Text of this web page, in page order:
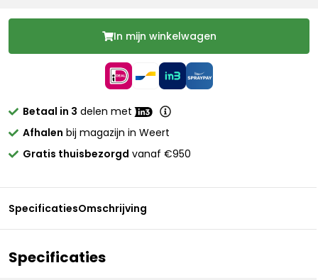
In mijn winkelwagen
Betaal in 3 delen met
Afhalen bij magazijn in Weert
Gratis thuisbezorgd vanaf €950
SpecificatiesOmschrijving
Specificaties